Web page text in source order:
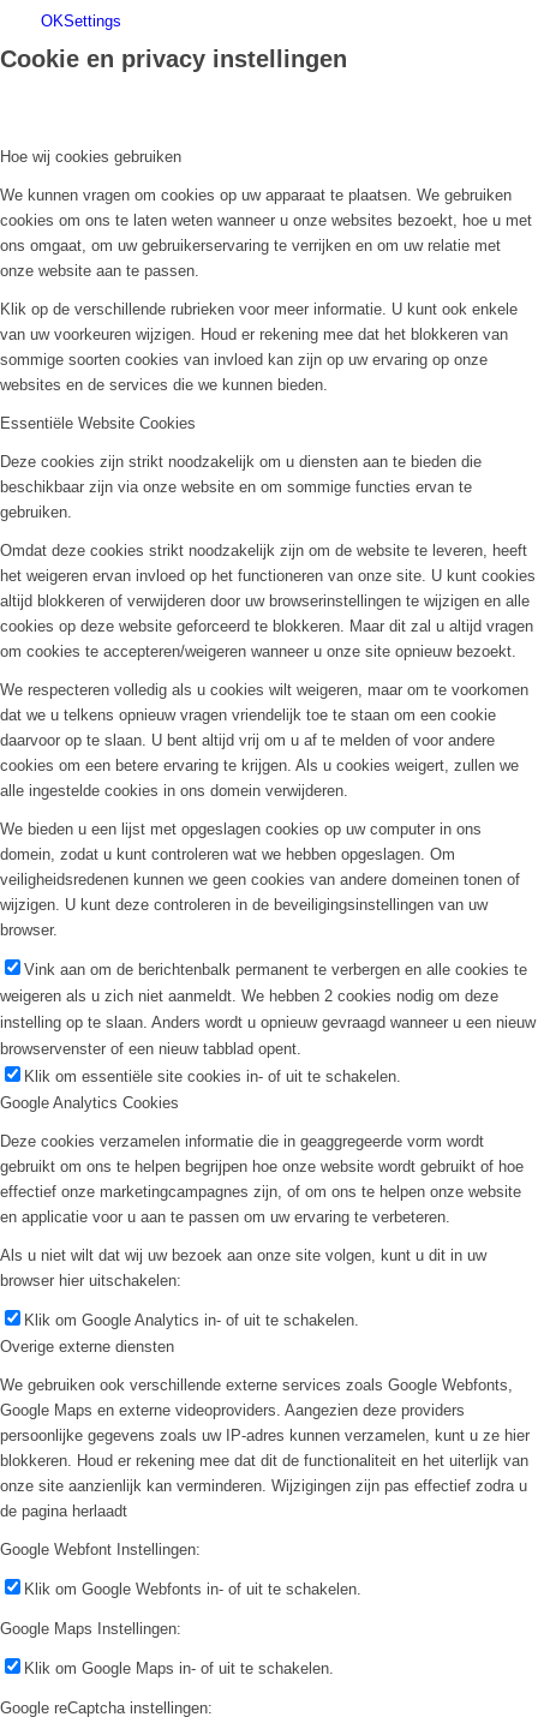
OKSettings
Cookie en privacy instellingen
Hoe wij cookies gebruiken
We kunnen vragen om cookies op uw apparaat te plaatsen. We gebruiken
cookies om ons te laten weten wanneer u onze websites bezoekt, hoe u met
ons omgaat, om uw gebruikerservaring te verrijken en om uw relatie met
onze website aan te passen.
Klik op de verschillende rubrieken voor meer informatie. U kunt ook enkele
van uw voorkeuren wijzigen. Houd er rekening mee dat het blokkeren van
sommige soorten cookies van invloed kan zijn op uw ervaring op onze
websites en de services die we kunnen bieden.
Essentiële Website Cookies
Deze cookies zijn strikt noodzakelijk om u diensten aan te bieden die
beschikbaar zijn via onze website en om sommige functies ervan te
gebruiken.
Omdat deze cookies strikt noodzakelijk zijn om de website te leveren, heeft
het weigeren ervan invloed op het functioneren van onze site. U kunt cookies
altijd blokkeren of verwijderen door uw browserinstellingen te wijzigen en alle
cookies op deze website geforceerd te blokkeren. Maar dit zal u altijd vragen
om cookies te accepteren/weigeren wanneer u onze site opnieuw bezoekt.
We respecteren volledig als u cookies wilt weigeren, maar om te voorkomen
dat we u telkens opnieuw vragen vriendelijk toe te staan om een cookie
daarvoor op te slaan. U bent altijd vrij om u af te melden of voor andere
cookies om een betere ervaring te krijgen. Als u cookies weigert, zullen we
alle ingestelde cookies in ons domein verwijderen.
We bieden u een lijst met opgeslagen cookies op uw computer in ons
domein, zodat u kunt controleren wat we hebben opgeslagen. Om
veiligheidsredenen kunnen we geen cookies van andere domeinen tonen of
wijzigen. U kunt deze controleren in de beveiligingsinstellingen van uw
browser.
Vink aan om de berichtenbalk permanent te verbergen en alle cookies te
weigeren als u zich niet aanmeldt. We hebben 2 cookies nodig om deze
instelling op te slaan. Anders wordt u opnieuw gevraagd wanneer u een nieuw
browservenster of een nieuw tabblad opent.
Klik om essentiële site cookies in- of uit te schakelen.
Google Analytics Cookies
Deze cookies verzamelen informatie die in geaggregeerde vorm wordt
gebruikt om ons te helpen begrijpen hoe onze website wordt gebruikt of hoe
effectief onze marketingcampagnes zijn, of om ons te helpen onze website
en applicatie voor u aan te passen om uw ervaring te verbeteren.
Als u niet wilt dat wij uw bezoek aan onze site volgen, kunt u dit in uw
browser hier uitschakelen:
Klik om Google Analytics in- of uit te schakelen.
Overige externe diensten
We gebruiken ook verschillende externe services zoals Google Webfonts,
Google Maps en externe videoproviders. Aangezien deze providers
persoonlijke gegevens zoals uw IP-adres kunnen verzamelen, kunt u ze hier
blokkeren. Houd er rekening mee dat dit de functionaliteit en het uiterlijk van
onze site aanzienlijk kan verminderen. Wijzigingen zijn pas effectief zodra u
de pagina herlaadt
Google Webfont Instellingen:
Klik om Google Webfonts in- of uit te schakelen.
Google Maps Instellingen:
Klik om Google Maps in- of uit te schakelen.
Google reCaptcha instellingen: